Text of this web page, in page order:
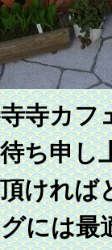
寺カフ
ち申し
ければ
には最